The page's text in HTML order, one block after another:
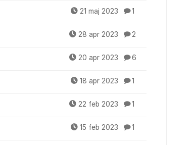
21 maj 2023 1
28 apr 2023 2
20 apr 2023 6
18 apr 2023 1
22 feb 2023 1
15 feb 2023 1